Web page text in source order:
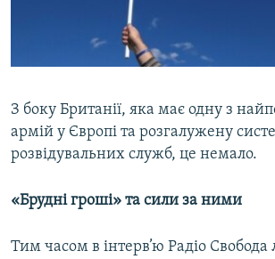
З боку Британії, яка має одну з
армій у Європі та розгалужену
розвідувальних служб, це немало.
«Брудні гроші» та сили за ними
Тим часом в інтерв’ю Радіо